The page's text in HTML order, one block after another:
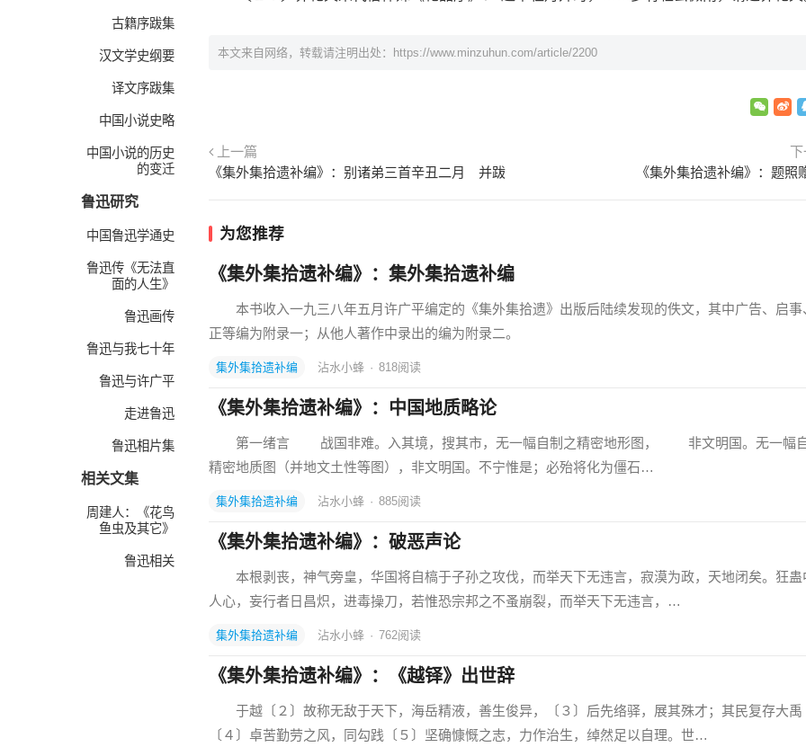
古籍序跋集
汉文学史纲要
译文序跋集
中国小说史略
中国小说的历史
的变迁
鲁迅研究
中国鲁迅学通史
鲁迅传《无法直
面的人生》
鲁迅画传
鲁迅与我七十年
鲁迅与许广平
走进鲁迅
鲁迅相片集
相关文集
周建人：《花鸟
鱼虫及其它》
鲁迅相关
本文来自网络，转载请注明出处： https://www.minzuhun.com/article/2200
上一篇
《集外集拾遗补编》：别诸弟三首辛丑二月 并跋
《集外集拾遗补编》：题照
为您推荐
《集外集拾遗补编》：集外集拾遗补编
本书收入一九三八年五月许广平编定的《集外集拾遗》出版后陆续发现的佚文，其中广告、启事
正等编为附录一；从他人著作中录出的编为附录二。
集外集拾遗补编 沾水小蜂 · 818阅读
《集外集拾遗补编》：中国地质略论
第一绪言 战国非难。入其境，搜其市，无一幅自制之精密地形图， 非文明国。无一幅
精密地质图（并地文土性等图），非文明国。不宁惟是；必殆将化为僵石…
集外集拾遗补编 沾水小蜂 · 885阅读
《集外集拾遗补编》：破恶声论
本根剥丧，神气旁皇，华国将自槁于子孙之攻伐，而举天下无违言，寂漠为政，天地闭矣。狂蛊
人心，妄行者日昌炽，进毒操刀，若惟恐宗邦之不蚤崩裂，而举天下无违言，…
集外集拾遗补编 沾水小蜂 · 762阅读
《集外集拾遗补编》：《越铎》出世辞
于越〔２〕故称无敌于天下，海岳精液，善生俊异，〔３〕后先络驿，展其殊才；其民复存大禹
〔４〕卓苦勤劳之风，同勾践〔５〕坚确慷慨之志，力作治生，绰然足以自理。世…